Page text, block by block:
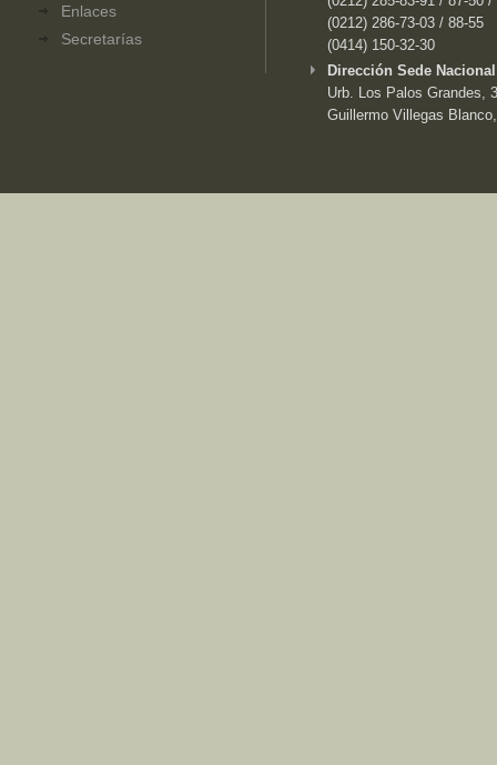
Enlaces
Secretarías
(0212) 286-73-03 / 88-55
(0414) 150-32-30
Dirección Sede
Urb. Los Palos Grandes,
Guillermo Villegas